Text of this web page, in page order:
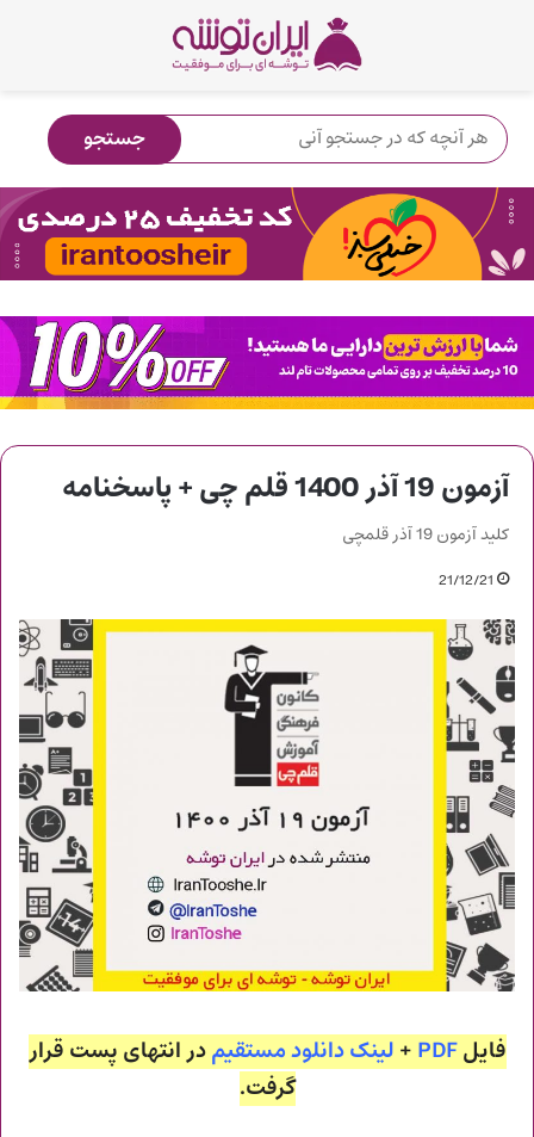
آزمون 19 آذر 1400 قلم چی + پاسخنامه
کلید آزمون 19 آذر قلمچی
21/12/21
فایلPDF
+ لینک دانلود مستقیمدر انتهای پست قرار
گرفت.